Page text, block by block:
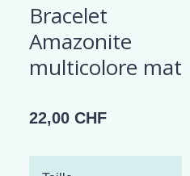
Bracelet
Amazonite
multicolore mat
22,00 CHF